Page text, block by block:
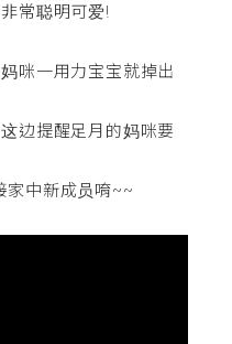
常聪明可爱!
咪一用力宝宝就掉出
边提醒足月的妈咪要
家中新成员唷~~